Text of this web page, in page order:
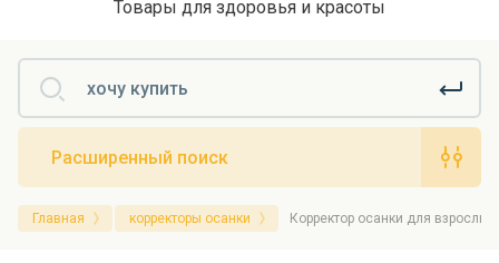
Товары для здоровья и красоты
Расширенный поиск
Главная корректоры осанки Корректор осанки для